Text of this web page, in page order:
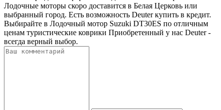
Лодочные моторы скоро доставится в Белая Церковь или
выбранный город. Есть возможность Deuter купить в кредит.
Выбирайте в Лодочный мотор Suzuki DT30ES по отличным
ценам туристические коврики Приобретенный у нас Deuter -
всегда верный выбор.